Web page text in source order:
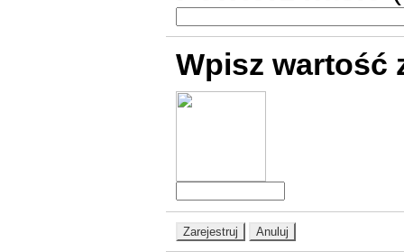
Wpisz wartość